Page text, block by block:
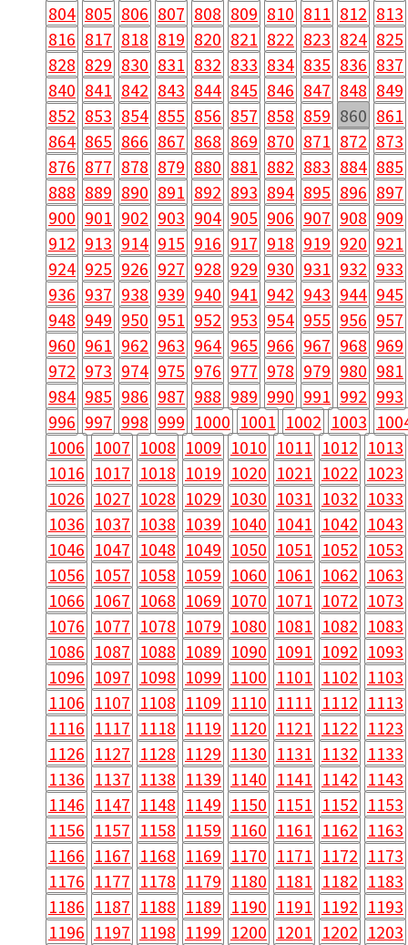
804 805 806 807 808 809 810 811 812 813
816 817 818 819 820 821 822 823 824 825
828 829 830 831 832 833 834 835 836 837
840 841 842 843 844 845 846 847 848 849
852 853 854 855 856 857 858 859 860 861
864 865 866 867 868 869 870 871 872 873
876 877 878 879 880 881 882 883 884 885
888 889 890 891 892 893 894 895 896 897
900 901 902 903 904 905 906 907 908 909
912 913 914 915 916 917 918 919 920 921
924 925 926 927 928 929 930 931 932 933
936 937 938 939 940 941 942 943 944 945
948 949 950 951 952 953 954 955 956 957
960 961 962 963 964 965 966 967 968 969
972 973 974 975 976 977 978 979 980 981
984 985 986 987 988 989 990 991 992 993
996 997 998 999 1000 1001 1002 1003
1006 1007 1008 1009 1010 1011 1012 1013
1016 1017 1018 1019 1020 1021 1022 1023
1026 1027 1028 1029 1030 1031 1032 1033
1036 1037 1038 1039 1040 1041 1042 1043
1046 1047 1048 1049 1050 1051 1052 1053
1056 1057 1058 1059 1060 1061 1062 1063
1066 1067 1068 1069 1070 1071 1072 1073
1076 1077 1078 1079 1080 1081 1082 1083
1086 1087 1088 1089 1090 1091 1092 1093
1096 1097 1098 1099 1100 1101 1102 1103
1106 1107 1108 1109 1110 1111 1112 1113
1116 1117 1118 1119 1120 1121 1122 1123
1126 1127 1128 1129 1130 1131 1132 1133
1136 1137 1138 1139 1140 1141 1142 1143
1146 1147 1148 1149 1150 1151 1152 1153
1156 1157 1158 1159 1160 1161 1162 1163
1166 1167 1168 1169 1170 1171 1172 1173
1176 1177 1178 1179 1180 1181 1182 1183
1186 1187 1188 1189 1190 1191 1192 1193
1196 1197 1198 1199 1200 1201 1202 1203